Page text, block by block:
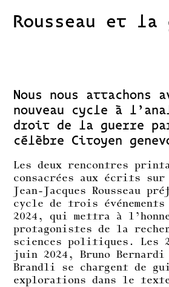
Rousseau et la
Nous nous attachons
nouveau cycle à
droit de la guerre
célèbre Citoyen
Les deux rencontres
consacrées aux écrits
Jean-Jacques Rousseau
cycle de trois événements
2024, qui mettra à
protagonistes de la
sciences politiques. Les
juin 2024, Bruno
Brandli se chargent de
explorations dans le